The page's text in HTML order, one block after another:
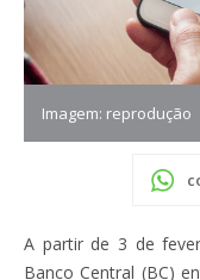
Imagem: reprodução
A partir de 3 de
Banco Central (BC)